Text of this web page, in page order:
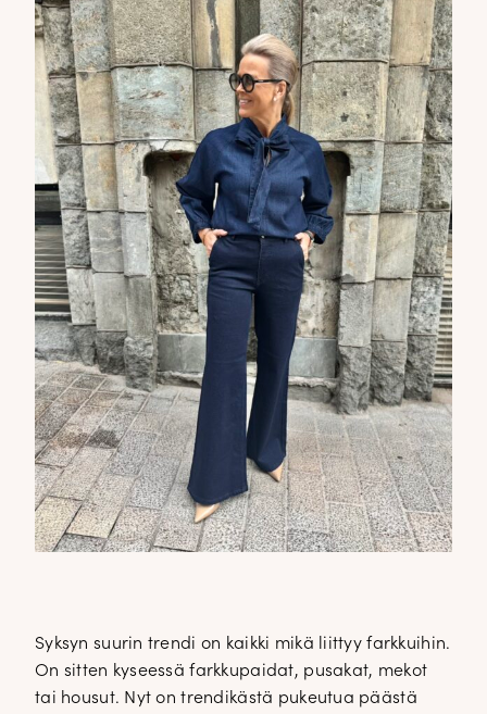
Syksyn suurin trendi on kaikki mikä liittyy farkkuihin.
On sitten kyseessä farkkupaidat, pusakat, mekot
tai housut. Nyt on trendikästä pukeutua päästä